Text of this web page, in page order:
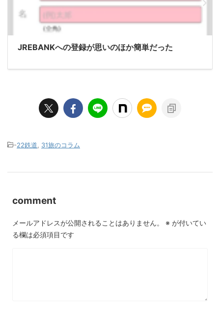
JREBANKへの登録が思いのほか簡単だった
-22鉄道 31旅のコラム
comment
メールアドレスが公開されることはありません。 ※ が付いてい
る欄は必須項目です